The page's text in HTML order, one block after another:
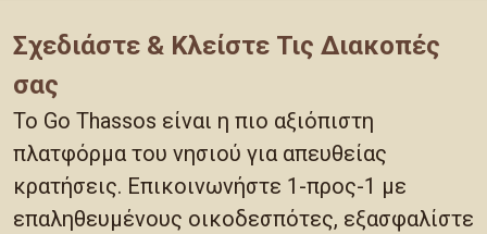
Σχεδιάστε & Κλείστε Τις Διακοπές
σας
Το Go Thassos είναι η πιο αξιόπιστη
πλατφόρμα του νησιού για απευθείας
κρατήσεις. Επικοινωνήστε 1-προς-1 με
επαληθευμένους οικοδεσπότες, εξασφαλίστε